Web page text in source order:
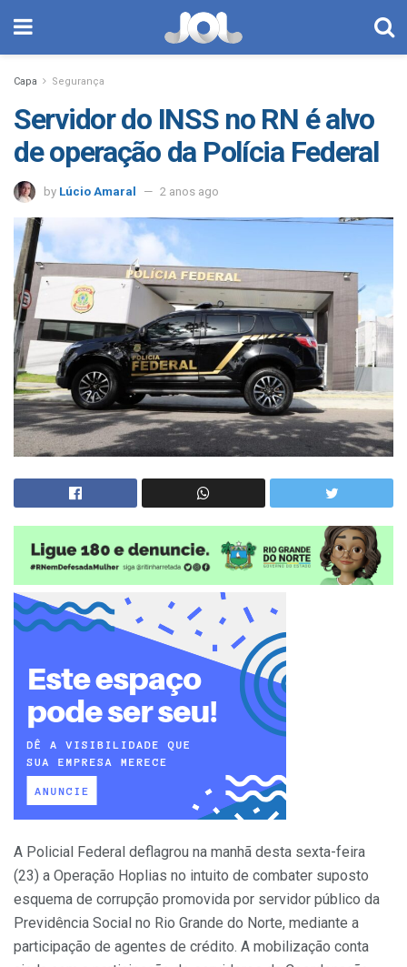
Capa Segurança
Servidor do INSS no RN é alvo
de operação da Polícia Federal
by Lúcio Amaral 2 anos ago
A Policial Federal deflagrou na manhã desta sexta-feira
(23) a Operação Hoplias no intuito de combater suposto
esquema de corrupção promovida por servidor público da
Previdência Social no Rio Grande do Norte, mediante a
participação de agentes de crédito. A mobilização conta